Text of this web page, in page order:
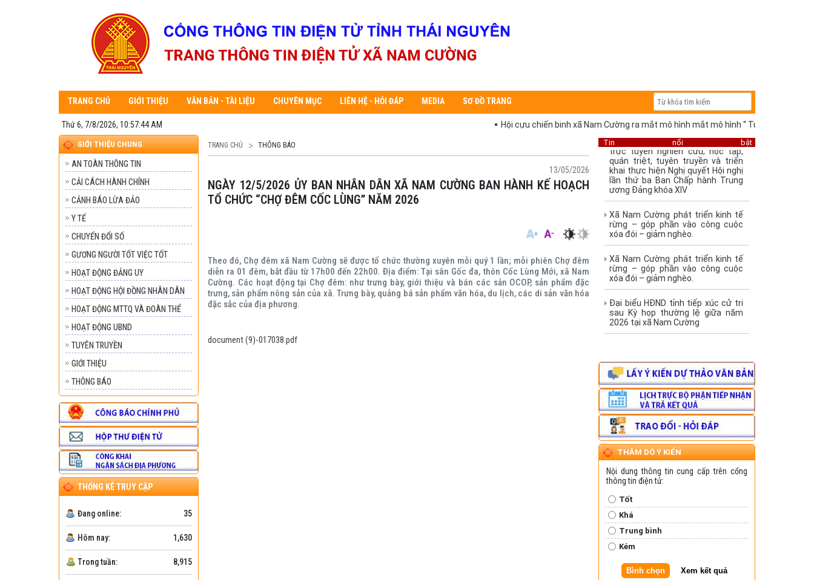
TRANG CHỦ GIỚI THIỆU VĂN BẢN - TÀI LIỆU CHUYÊN MỤC LIÊN HỆ - HỎI ĐÁP MEDIA SƠ ĐỒ TRANG
Thứ 6, 7/8/2026, 10:57:45 AM Hội cựu chiến binh xã Nam Cường ra mắt mô hình mắt mô hình “ Tuyến đường Hội
GIỚI THIỆU CHUNG
AN TOÀN THÔNG TIN
CẢI CÁCH HÀNH CHÍNH
CẢNH BÁO LỪA ĐẢO
Y TẾ
CHUYỂN ĐỔI SỐ
GƯƠNG NGƯỜI TỐT VIỆC TỐT
HOẠT ĐỘNG ĐẢNG UY
HOẠT ĐỘNG HỘI ĐỒNG NHÂN DÂN
HOẠT ĐỘNG MTTQ VÀ ĐOÀN THỂ
HOẠT ĐỘNG UBND
TUYÊN TRUYỀN
GIỚI THIỆU
THÔNG BÁO
THỐNG KÊ TRUY CẬP
Đang online: 35
Hôm nay: 1,630
Trong tuần: 8,915
TRANG CHỦ THÔNG BÁO
13/05/2026
NGÀY 12/5/2026 ỦY BAN NHÂN DÂN XÃ NAM CƯỜNG BAN HÀNH KẾ HOẠCH
TỔ CHỨC “CHỢ ĐÊM CỐC LÙNG” NĂM 2026
Theo đó, Chợ đêm xã Nam Cường sẽ được tổ chức thường xuyên mỗi quý 1 lần; mỗi phiên Chợ đêm
diễn ra 01 đêm, bắt đầu từ 17h00 đến 22h00. Địa điểm: Tại sân Gốc đa, thôn Cốc Lùng Mới, xã Nam
Cường. Các hoạt động tại Chợ đêm: như trưng bày, giới thiệu và bán các sản OCOP, sản phẩm đặc
trưng, sản phẩm nông sản của xã. Trưng bày, quảng bá sản phẩm văn hóa, du lịch, các di sản văn hóa
đặc sắc của địa phương.
document (9)-017038.pdf
Tin nổi bật
ra mắt mô hình mắt mô hình “
Tuyến đường Hội CCB tự quản”
Xã Nam Cường tham dự Hội nghị
quán triệt, tuyên truyền và triển
khai thực hiện Nghị quyết Hội nghị
lần thứ ba Ban Chấp hành Trung
ương Đảng khóa XIV
Xã Nam Cường phát triển kinh tế
rừng – góp phần vào công cuộc
xóa đói – giảm nghèo.
Xã Nam Cường phát triển kinh tế
rừng – góp phần vào công cuộc
xóa đói – giảm nghèo.
Đại biểu HĐND tỉnh tiếp xúc cử tri
sau Kỳ họp thường lệ giữa năm
2026 tại xã Nam Cường
THĂM DÒ Ý KIẾN
Nội dung thông tin cung cấp trên cổng
thông tin điện tử:
Tốt
Khá
Trung bình
Kém
Bình chọn Xem kết quả